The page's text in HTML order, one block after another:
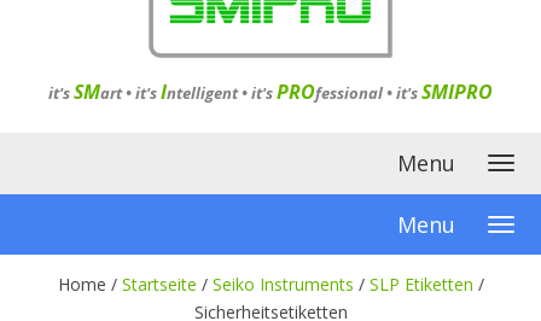
it'sSMart •it'sIntelligent•it'sPROfessional •it'sSMIPRO
Menu
Menu
Home / Startseite / Seiko Instruments / SLP Etiketten /
Sicherheitsetiketten